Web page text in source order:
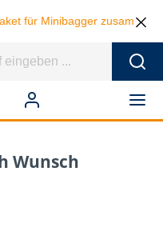
zusammen und
Wunsch